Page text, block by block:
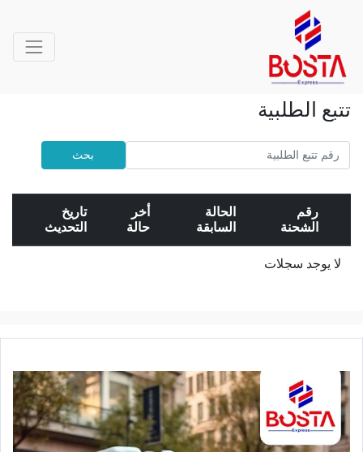
تتبع الطلبية
بحث
رقم
الشحنة
الحالة
السابقة
أخر
حالة
تاريخ
التحديث
لا يوجد سجلات